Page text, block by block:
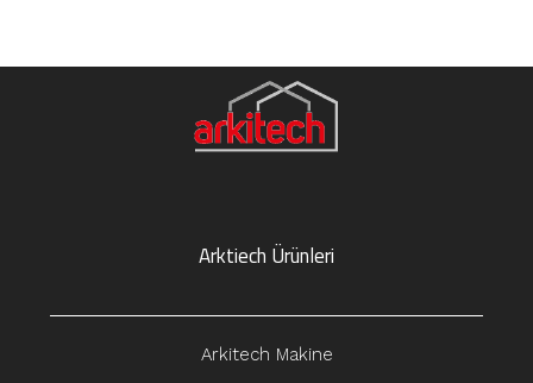
Arktiech Ürünleri
Arkitech Makine